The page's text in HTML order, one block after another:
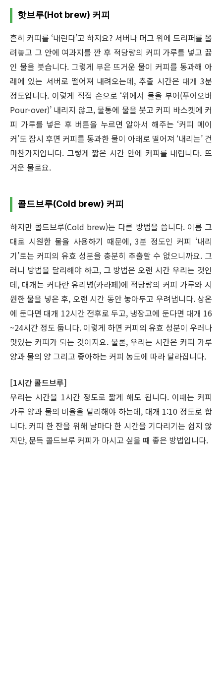
핫브루(Hot brew) 커피
흔히 커피를 ‘내린다’고 하지요? 서버나 머그 위에 드리퍼를 올
려놓고 그 안에 여과지를 깐 후 적당량의 커피 가루를 넣고 끓
인 물을 붓습니다. 그렇게 부은 뜨거운 물이 커피를 통과해 아
래에 있는 서버로 떨어져 내려오는데, 추출 시간은 대개 3분
정도입니다. 이렇게 직접 손으로 ‘위에서 물을 부어(푸어오버
Pour-over)’ 내리지 않고, 물통에 물을 붓고 커피 바스켓에 커
피 가루를 넣은 후 버튼을 누르면 알아서 해주는 ‘커피 메이
커’도 잠시 후면 커피를 통과한 물이 아래로 떨어져 ‘내리는’ 건
마찬가지입니다. 그렇게 짧은 시간 안에 커피를 내립니다. 뜨
거운 물로요.
콜드브루(Cold brew) 커피
하지만 콜드브루(Cold brew)는 다른 방법을 씁니다. 이름 그
대로 시원한 물을 사용하기 때문에, 3분 정도인 커피 ‘내리
기’로는 커피의 유효 성분을 충분히 추출할 수 없으니까요. 그
러니 방법을 달리해야 하고, 그 방법은 오랜 시간 우리는 것인
데, 대개는 커다란 유리병(카라페)에 적당량의 커피 가루와 시
원한 물을 넣은 후, 오랜 시간 동안 놓아두고 우려냅니다. 상온
에 둔다면 대개 12시간 전후로 두고, 냉장고에 둔다면 대개 16
~24시간 정도 둡니다. 이렇게 하면 커피의 유효 성분이 우러나
맛있는 커피가 되는 것이지요. 물론, 우리는 시간은 커피 가루
양과 물의 양 그리고 좋아하는 커피 농도에 따라 달라집니다.
[1시간 콜드브루]
우리는 시간을 1시간 정도로 짧게 해도 됩니다. 이때는 커피
가루 양과 물의 비율을 달리해야 하는데, 대개 1:10 정도로 합
니다. 커피 한 잔을 위해 날마다 한 시간을 기다리기는 쉽지 않
지만, 문득 콜드브루 커피가 마시고 싶을 때 좋은 방법입니다.